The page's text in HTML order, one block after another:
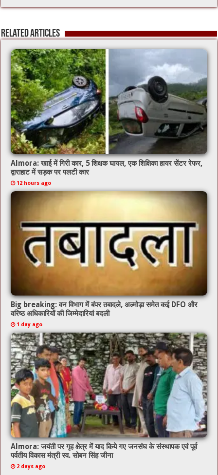
e
b
o
o
k
tt
er
ai
l
at
sA
p
p
Related Articles
Almora: खाई में गिरी कार, 5 शिक्षक घायल, एक शिक्षिका हायर सेंटर रेफर,
द्वाराहाट में सड़क पर पलटी कार
12 hours ago
Big breaking: वन विभाग में बंपर तबादले, अल्मोड़ा समेत कई DFO और
वरिष्ठ अधिकारियों की जिम्मेदारियां बदली
1 day ago
Almora: जयंती पर गृह क्षेत्र में याद किये गए जनसंघ के संस्थापक एवं पूर्व
पर्वतीय विकास मंत्री स्व. सोबन सिंह जीना
2 days ago